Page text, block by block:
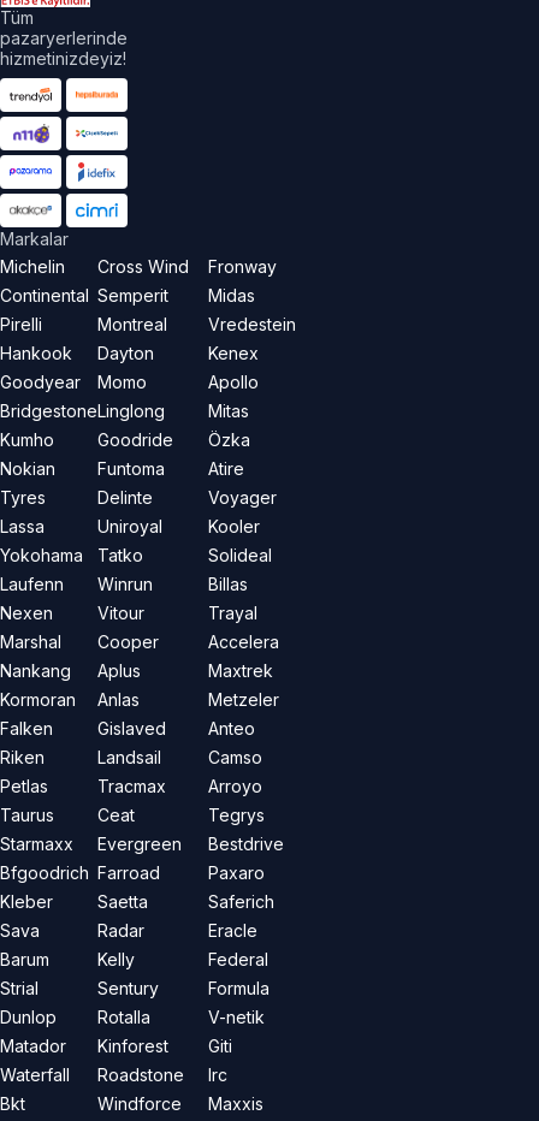
Tüm
pazaryerlerinde
hizmetinizdeyiz!
Markalar
Michelin
Continental
Pirelli
Hankook
Goodyear
Bridgestone
Kumho
Nokian
Tyres
Lassa
Yokohama
Laufenn
Nexen
Marshal
Nankang
Kormoran
Falken
Riken
Petlas
Taurus
Starmaxx
Bfgoodrich
Kleber
Sava
Barum
Strial
Dunlop
Matador
Waterfall
Bkt
Cross Wind
Semperit
Montreal
Dayton
Momo
Linglong
Goodride
Funtoma
Delinte
Uniroyal
Tatko
Winrun
Vitour
Cooper
Aplus
Anlas
Gislaved
Landsail
Tracmax
Ceat
Evergreen
Farroad
Saetta
Radar
Kelly
Sentury
Rotalla
Kinforest
Roadstone
Windforce
Fronway
Midas
Vredestein
Kenex
Apollo
Mitas
Özka
Atire
Voyager
Kooler
Solideal
Billas
Trayal
Accelera
Maxtrek
Metzeler
Anteo
Camso
Arroyo
Tegrys
Bestdrive
Paxaro
Saferich
Eracle
Federal
Formula
V-netik
Giti
Irc
Maxxis